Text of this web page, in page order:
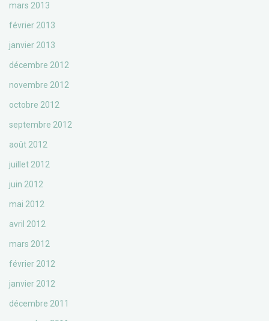
mars 2013
février 2013
janvier 2013
décembre 2012
novembre 2012
octobre 2012
septembre 2012
août 2012
juillet 2012
juin 2012
mai 2012
avril 2012
mars 2012
février 2012
janvier 2012
décembre 2011